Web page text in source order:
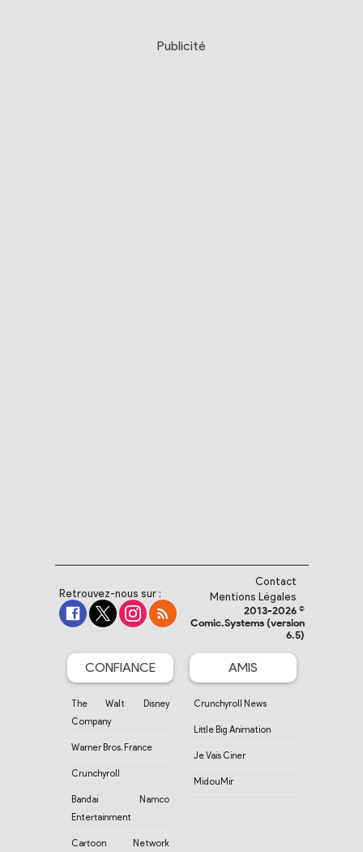
Publicité
Retrouvez-nous sur :
Contact
Mentions Légales
2013-2026 ©
Comic.Systems (version
6.5)
CONFIANCE
The Walt Disney
Company
Warner Bros. France
Crunchyroll
Bandai Namco
Entertainment
Cartoon Network
AMIS
Crunchyroll News
Little Big Animation
Je Vais Ciner
MidouMir